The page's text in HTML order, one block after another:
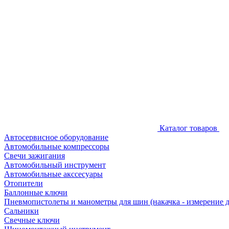
Каталог товаров
Автосервисное оборудование
Автомобильные компрессоры
Свечи зажигания
Автомобильный инструмент
Автомобильные акссесуары
Отопители
Баллонные ключи
Пневмопистолеты и манометры для шин (накачка - измерение
Сальники
Свечные ключи